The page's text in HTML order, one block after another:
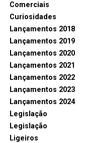
Comerciais
Curiosidades
Lançamentos 2018
Lançamentos 2019
Lançamentos 2020
Lançamentos 2021
Lançamentos 2022
Lançamentos 2023
Lançamentos 2024
Legislação
Legislação
Ligeiros